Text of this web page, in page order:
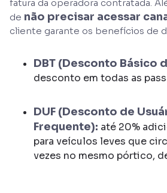
fatura da operadora contratada.
de não precisar acessar
cliente garante os benefícios de
DBT (Desconto Básico
desconto em todas as
DUF (Desconto de
Frequente): até 20%
para veículos leves que
vezes no mesmo pórtico,